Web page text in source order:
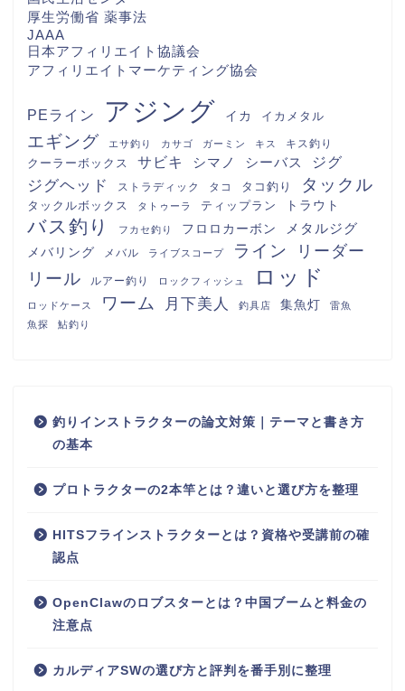
厚生労働省 薬事法
JAAA
日本アフィリエイト協議会
アフィリエイトマーケティング協会
PEライン アジング イカ イカメタル
エギング エサ釣り カサゴ ガーミン キス キス釣り
クーラーボックス サビキ シマノ シーバス ジグ
ジグヘッド ストラディック タコ タコ釣り タックル
タックルボックス タトゥーラ ティップラン トラウト
バス釣り フカセ釣り フロロカーボン メタルジグ
メバリング メバル ライブスコープ ライン リーダー
リール ルアー釣り ロックフィッシュ ロッド
ロッドケース ワーム 月下美人 釣具店 集魚灯
雷魚
魚探
鮎釣り
釣りインストラクターの論文対策｜テーマと書き方
の基本
プロトラクターの2本竿とは？違いと選び方を整理
HITSフラインストラクターとは？資格や受講前の確
認点
OpenClawのロブスターとは？中国ブームと料金の
注意点
カルディアSWの選び方と評判を番手別に整理